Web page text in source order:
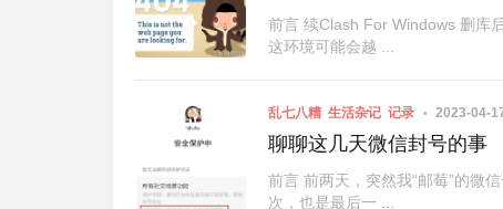
前言 续Clash For Windows 删库
这环境可能会越 ...
乱七八糟 生活杂记 记录 2023-04-
聊聊这几天微信封号的事
前言 前两天，突然我“邮莓”的微
次，也是最后一 ...